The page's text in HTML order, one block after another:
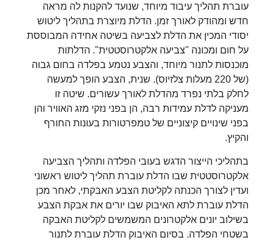
עוברת תהליך עיבוד מיוחד, שנועד להקנות לה מראה
חדש ומהודק לאורך זמן. הדלת מיוצרת בתהליך ליטוש
יסודי המכין את הדלת לצביעה בשיטה אחידה המבוססת
על חום ומכונה "צביעה אלקטרוסטטית". הדלתות
מוכנסות לתנור מיוחד, והצבע נטמע בפלדה בחום גבוה
(של 220 מעלות צלזיוס). שנית, הצבע הופך למעשה
לחלק בלתי נפרד מהדלת לאורך עשורים. שיטה זו
מעניקה לדלת עמידות רבה, הן בפני נזקי מזג האוויר והן
בפני שינויים קיצוניים של טמפרטורות בעונות החורף
בתהליכי הייצור הדגש בעובי הפלדה ותהליך הצביעה
אלקטרוסטטית שבו הדלת עוברת תהליך ליטוש ראשוני
ועדין לצורך הכנתה לקליטת הצבע האבקתי, לאחר מכן
הדלת עוברת לתא האיבוק שבו יורים את אבקת הצבע
בשילוב יונים אלקטרונים המשמשים לקליטת האבקה
בשטחי הפלדה. בסיום האיבוק הדלת עוברת לתנור